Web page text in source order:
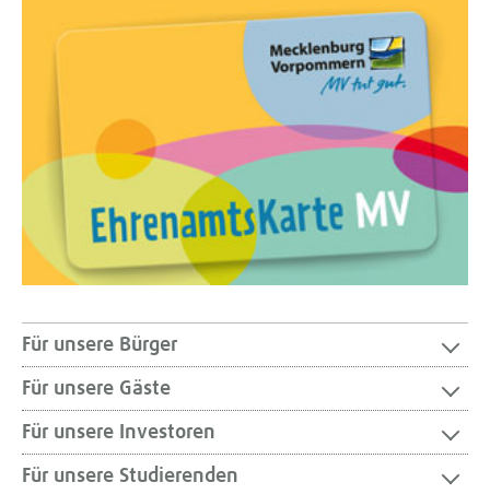
Für unsere Bürger
Für unsere Gäste
Für unsere Investoren
Für unsere Studierenden